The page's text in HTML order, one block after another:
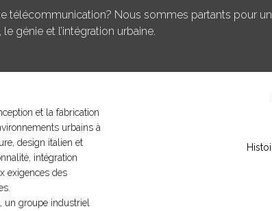
télécommunication? Nous sommes partants pour
génie et l’intégration urbaine.
et la fabrication
urbains à
design italien et
intégration
exigences des
un groupe industriel